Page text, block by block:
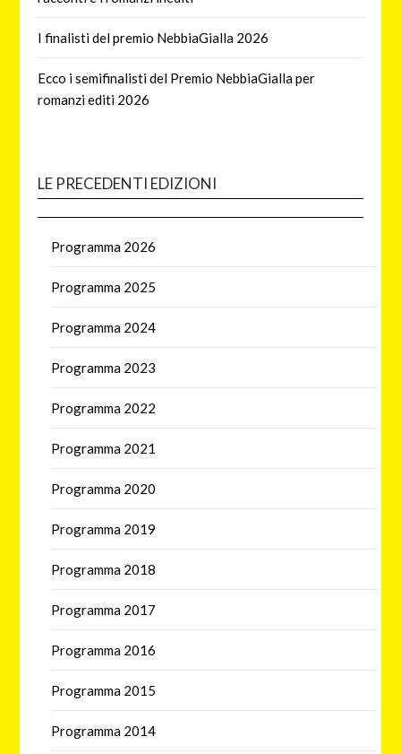
I finalisti del premio NebbiaGialla 2026
Ecco i semifinalisti del Premio NebbiaGialla per
romanzi editi 2026
LE PRECEDENTI EDIZIONI
Programma 2026
Programma 2025
Programma 2024
Programma 2023
Programma 2022
Programma 2021
Programma 2020
Programma 2019
Programma 2018
Programma 2017
Programma 2016
Programma 2015
Programma 2014